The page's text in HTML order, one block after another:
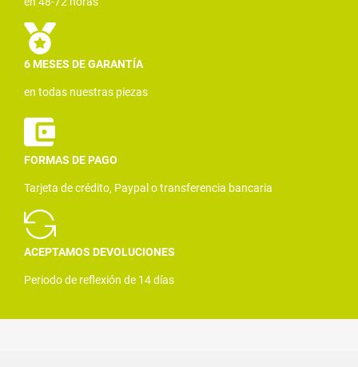
6 MESES DE GARANTÍA
en todas nuestras piezas
FORMAS DE PAGO
Tarjeta de crédito, Paypal o transferencia bancaria
ACEPTAMOS DEVOLUCIONES
Periodo de reflexión de 14 días